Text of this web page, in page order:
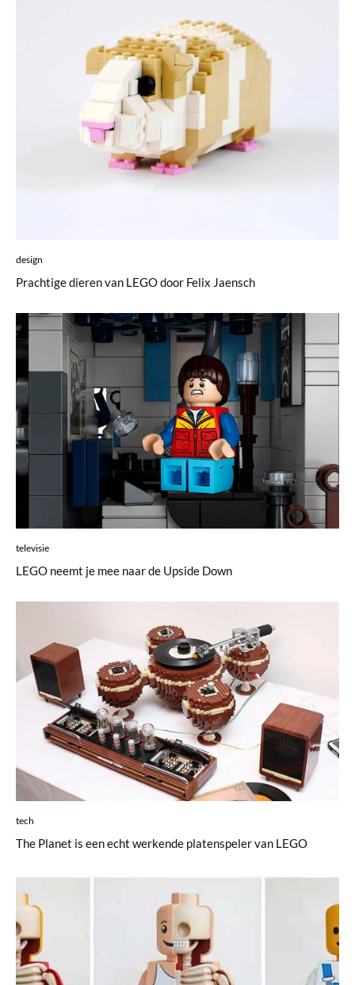
design
Prachtige dieren van LEGO door Felix Jaensch
televisie
LEGO neemt je mee naar de Upside Down
tech
The Planet is een echt werkende platenspeler van LEGO